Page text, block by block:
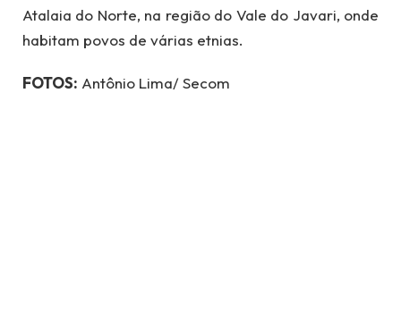
Atalaia do Norte, na região do Vale do Javari, onde
habitam povos de várias etnias.
FOTOS: Antônio Lima/ Secom